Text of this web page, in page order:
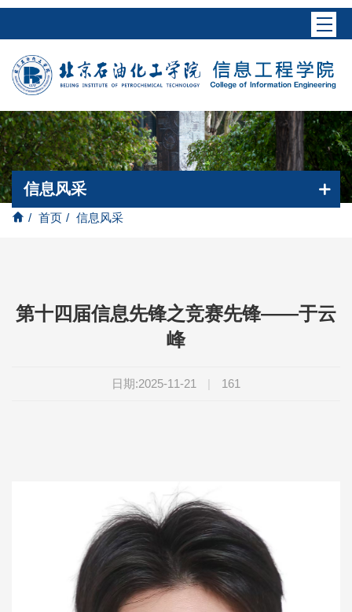
/ 首页 / 信息风采
信息风采
第十四届信息先锋之竞赛先锋——于云
峰
日期:2025-11-21 | 161